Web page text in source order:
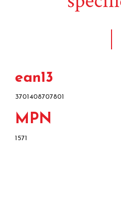
ean13
3701408707801
MPN
1571